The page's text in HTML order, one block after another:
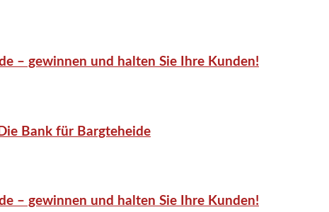
– gewinnen und halten Sie Ihre Kunden!
Bank für Bargteheide
– gewinnen und halten Sie Ihre Kunden!